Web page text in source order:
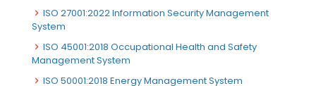
ISO 27001:2022 Information Security Management
System
ISO 45001:2018 Occupational Health and Safety
Management System
ISO 50001:2018 Energy Management System